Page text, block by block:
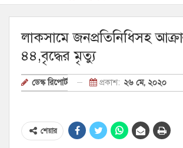
লাকসামে জনপ্রতিনিধিসহ
৪৪,বৃদ্ধের মৃত্যু
ডেস্ক রিপোর্ট প্রকাশ: ২৬ মে, ২০২০
শেয়ার